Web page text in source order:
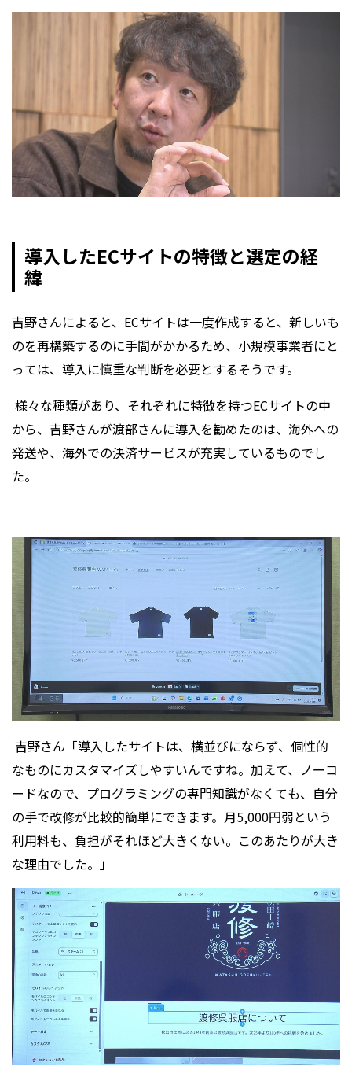
導入したECサイトの特徴と選定の経
緯
吉野さんによると、ECサイトは一度作成すると、新しいも
のを再構築するのに手間がかかるため、小規模事業者にと
っては、導入に慎重な判断を必要とするそうです。
様々な種類があり、それぞれに特徴を持つECサイトの中
から、吉野さんが渡部さんに導入を勧めたのは、海外への
発送や、海外での決済サービスが充実しているものでし
た。
吉野さん「導入したサイトは、横並びにならず、個性的
なものにカスタマイズしやすいんですね。加えて、ノーコ
ードなので、プログラミングの専門知識がなくても、自分
の手で改修が比較的簡単にできます。月5,000円弱という
利用料も、負担がそれほど大きくない。このあたりが大き
な理由でした。」